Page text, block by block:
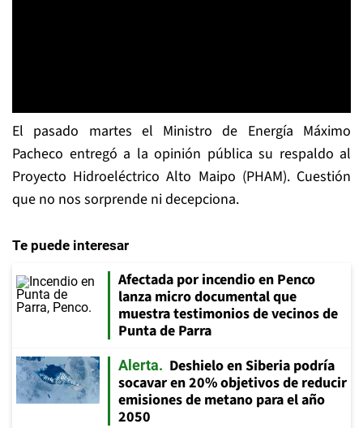
El pasado martes el Ministro de Energía Máximo
Pacheco entregó a la opinión pública su respaldo al
Proyecto Hidroeléctrico Alto Maipo (PHAM). Cuestión
que no nos sorprende ni decepciona.
Te puede interesar
Afectada por incendio en Penco
lanza micro documental que
muestra testimonios de vecinos de
Punta de Parra
Alerta
Deshielo en Siberia podría
socavar en 20% objetivos de reducir
emisiones de metano para el año
2050